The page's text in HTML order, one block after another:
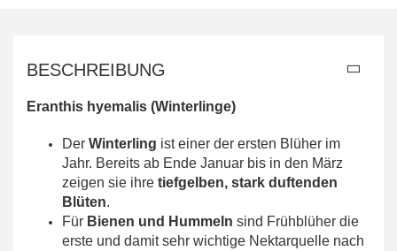
BESCHREIBUNG
Eranthis hyemalis (Winterlinge)
Der Winterling ist einer der ersten Blüher im
Jahr. Bereits ab Ende Januar bis in den März
zeigen sie ihre tiefgelben, stark duftenden
Blüten.
Für Bienen und Hummeln sind Frühblüher die
erste und damit sehr wichtige Nektarquelle nach